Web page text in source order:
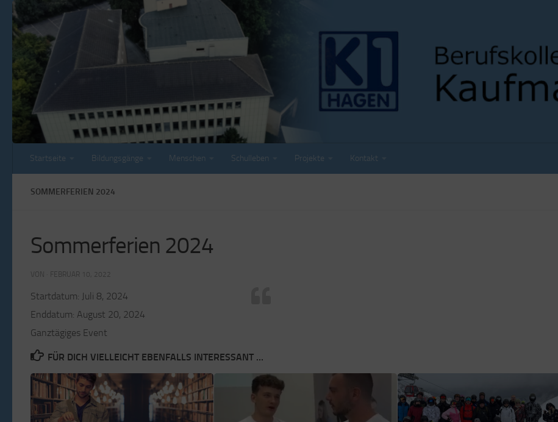
Zum Inhalt springen
Startseite Bildungsgänge Menschen Schulleben Projekte Kontakt
SOMMERFERIEN 2024
Sommerferien 2024
VON FEBRUAR 10, 2022
Startdatum: Juli 8, 2024
Enddatum: August 20, 2024
Ganztägiges Event
FÜR DICH VIELLEICHT EBENFALLS INTERESSANT …